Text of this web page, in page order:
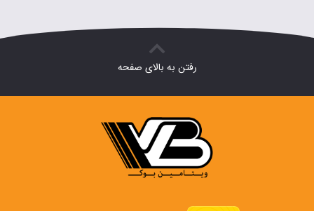
رفتن به بالای صفحه